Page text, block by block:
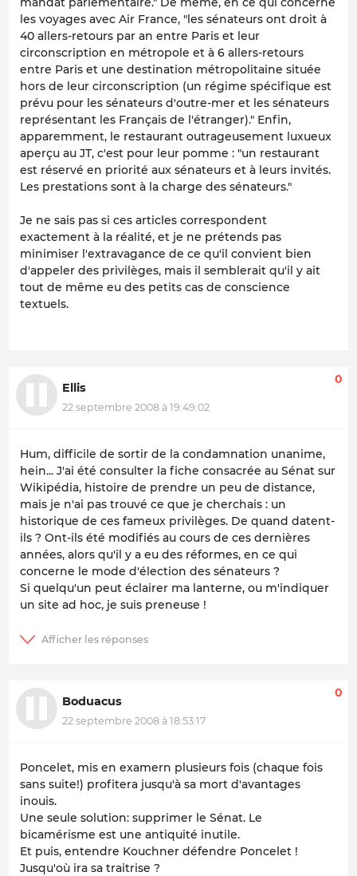
les voyages avec Air France, "les sénateurs ont droit à
40 allers-retours par an entre Paris et leur
circonscription en métropole et à 6 allers-retours
entre Paris et une destination métropolitaine située
hors de leur circonscription (un régime spécifique est
prévu pour les sénateurs d'outre-mer et les sénateurs
représentant les Français de l'étranger)." Enfin,
apparemment, le restaurant outrageusement luxueux
aperçu au JT, c'est pour leur pomme : "un restaurant
est réservé en priorité aux sénateurs et à leurs invités.
Les prestations sont à la charge des sénateurs."
Je ne sais pas si ces articles correspondent
exactement à la réalité, et je ne prétends pas
minimiser l'extravagance de ce qu'il convient bien
d'appeler des privilèges, mais il semblerait qu'il y ait
tout de même eu des petits cas de conscience
textuels.
Ellis
22 septembre 2008 à 19:49:02
0
Hum, difficile de sortir de la condamnation unanime,
hein... J'ai été consulter la fiche consacrée au Sénat sur
Wikipédia, histoire de prendre un peu de distance,
mais je n'ai pas trouvé ce que je cherchais : un
historique de ces fameux privilèges. De quand datent-
ils ? Ont-ils été modifiés au cours de ces dernières
années, alors qu'il y a eu des réformes, en ce qui
concerne le mode d'élection des sénateurs ?
Si quelqu'un peut éclairer ma lanterne, ou m'indiquer
un site ad hoc, je suis preneuse !
Boduacus
22 septembre 2008 à 18:53:17
0
Poncelet, mis en examern plusieurs fois (chaque fois
sans suite!) profitera jusqu'à sa mort d'avantages
inouis.
Une seule solution: supprimer le Sénat. Le
bicamérisme est une antiquité inutile.
Et puis, entendre Kouchner défendre Poncelet !
Jusqu'où ira sa traitrise ?